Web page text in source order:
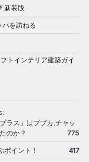
新装版
を訪ねる
トインテリア建築ガイ
ラス」はブブカ,チャッ
のか？
775
ポイント！ 417